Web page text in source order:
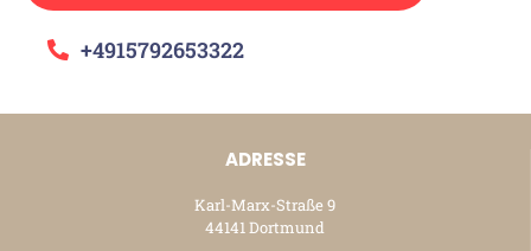
+4915792653322
ADRESSE
Karl-Marx-Straße 9
44141 Dortmund